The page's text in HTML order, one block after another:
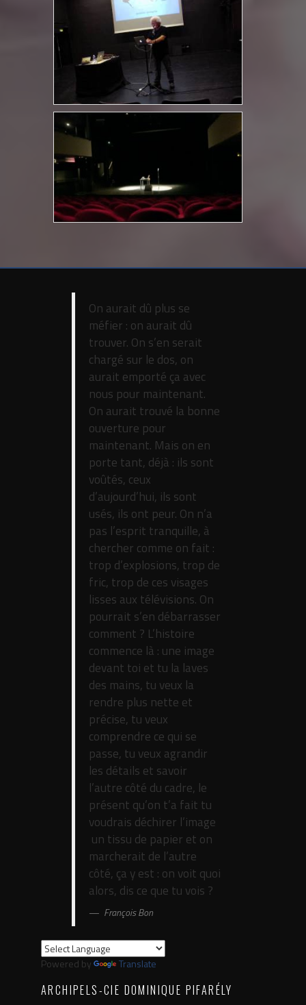
On aurait dû plus se
méfier : on aurait dû
trouver. On s’en serait
chargé sur le dos, on
aurait emporté ça avec
nous pour maintenant.
On aurait trouvé la bonne
ouverture pour
maintenant. Mais on en
porte tant, déjà : ils sont
voûtés, ceux
d’aujourd’hui, ils sont
usés, ils ont peur. On n’a
pas l’esprit tranquille, à
chercher comme on fait :
trop d’explosions, trop de
fric, trop de ces visages
lisses aux télévisions. On
pourrait s’en débarrasser
comment ? L’histoire
commence là : une image
devant toi et tu la laves
des mains, tu veux la
rendre plus nette et
précise, tu veux
comprendre ce qui se
passe, tu veux agrandir
les détails et savoir
l’autre côté du cadre, le
présent qu’on t’a fait tu
voudrais déchirer l’image
­ un tissu de papier et on
marcherait de l’autre
côté, ça y est : on voit quoi
alors, dis ce que tu vois ?
François Bon
Powered by Translate
ARCHIPELS-CIE DOMINIQUE PIFARÉLY